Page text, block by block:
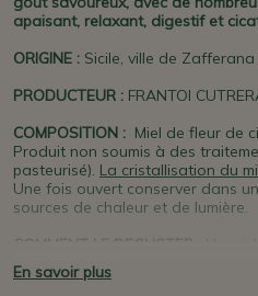
apaisant, relaxant, digestif et
ORIGINE : Sicile, ville de
PRODUCTEUR : FRANTOI
COMPOSITION : Miel de fleur de
Produit non soumis à des
pasteurisé). La cristallisation du
Une fois ouvert conserver dans
sources de chaleur et de lumière.
COMMENT LE DEGUSTER :
Un
l'arôme floral et au goût fruité,
tartines au petit déjeuner, avec
En savoir plus